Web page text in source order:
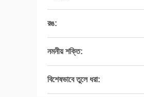
রঙ:
নমনীয় শক্তি:
বিশেষভাবে তুলে ধরা: